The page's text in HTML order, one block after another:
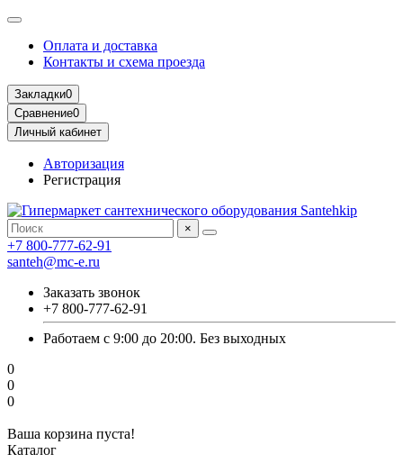
Оплата и доставка
Контакты и схема проезда
Закладки0
Сравнение0
Личный кабинет
Авторизация
Регистрация
×
+7 800-777-62-91
santeh@mc-e.ru
Заказать звонок
+7 800-777-62-91
Работаем с 9:00 до 20:00. Без выходных
0
0
0
Ваша корзина пуста!
Каталог